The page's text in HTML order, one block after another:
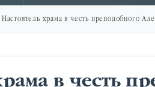
Настоятель храма в честь преподобного